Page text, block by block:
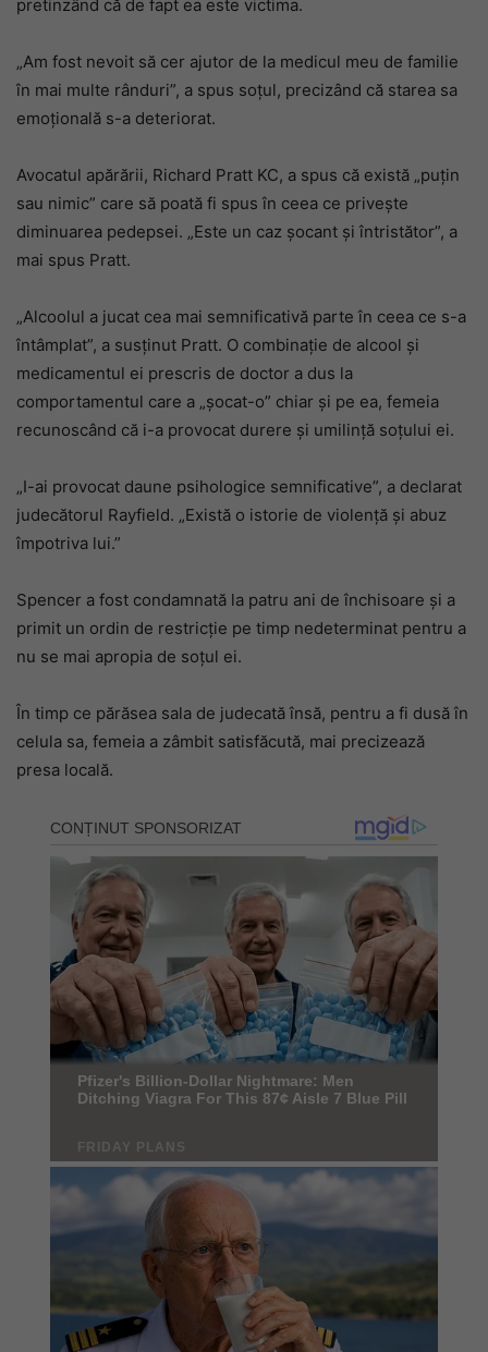
pretinzând că de fapt ea este victima.
„Am fost nevoit să cer ajutor de la medicul meu de familie
în mai multe rânduri”, a spus soțul, precizând că starea sa
emoțională s-a deteriorat.
Avocatul apărării, Richard Pratt KC, a spus că există „puțin
sau nimic” care să poată fi spus în ceea ce privește
diminuarea pedepsei. „Este un caz șocant și întristător”, a
mai spus Pratt.
„Alcoolul a jucat cea mai semnificativă parte în ceea ce s-a
întâmplat”, a susținut Pratt. O combinație de alcool și
medicamentul ei prescris de doctor a dus la
comportamentul care a „șocat-o” chiar și pe ea, femeia
recunoscând că i-a provocat durere și umilință soțului ei.
„I-ai provocat daune psihologice semnificative”, a declarat
judecătorul Rayfield. „Există o istorie de violență și abuz
împotriva lui.”
Spencer a fost condamnată la patru ani de închisoare și a
primit un ordin de restricție pe timp nedeterminat pentru a
nu se mai apropia de soțul ei.
În timp ce părăsea sala de judecată însă, pentru a fi dusă în
celula sa, femeia a zâmbit satisfăcută, mai precizează
presa locală.